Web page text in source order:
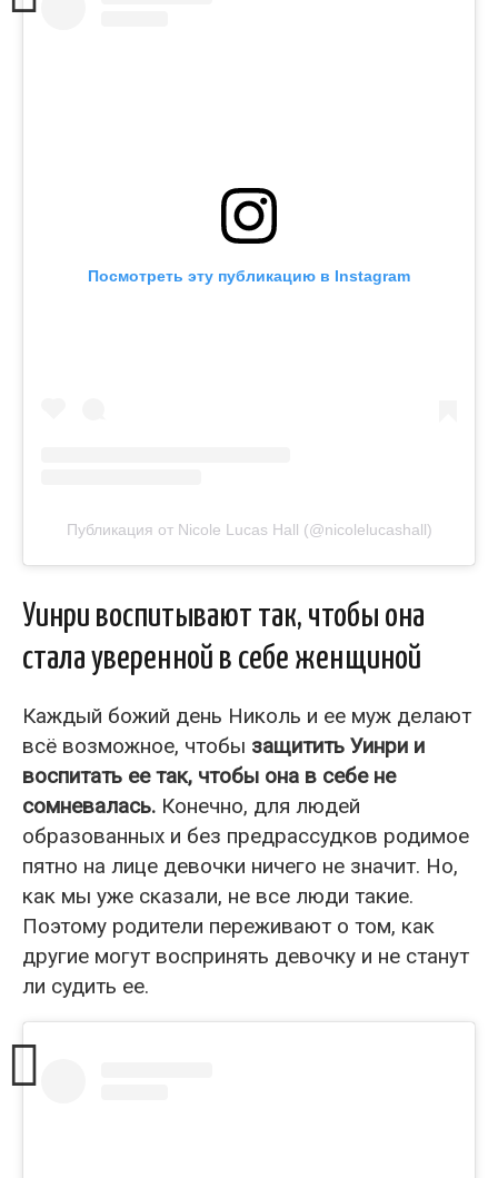
Посмотреть эту публикацию в Instagram
Публикация от Nicole Lucas Hall (@nicolelucashall)
Уинри воспитывают так, чтобы она
стала уверенной в себе женщиной
Каждый божий день Николь и ее муж делают
всё возможное, чтобы защитить Уинри и
воспитать ее так, чтобы она в себе не
сомневалась. Конечно, для людей
образованных и без предрассудков родимое
пятно на лице девочки ничего не значит. Но,
как мы уже сказали, не все люди такие.
Поэтому родители переживают о том, как
другие могут воспринять девочку и не станут
ли судить ее.